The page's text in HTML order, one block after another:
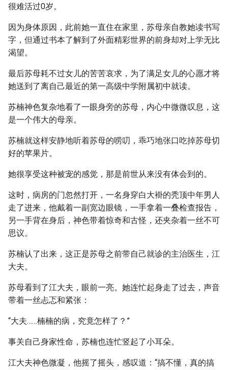
很难活过0岁。
因为身体原因，此前她一直住在家里，苏母亲自教她读书写
字，但通过书本了解到了外面精彩世界的前身却对上学无比
渴望。
最后苏母耗不过女儿的苦苦哀求，为了满足女儿的心愿才将
她送到了离自己最近的第一高级中学附属初中就读。
苏楠神色复杂地看了一眼身旁的苏母，内心中微微叹息，这
是一个伟大的母亲。
苏楠就这样安静地听着苏母的唠叨，乖巧地张口吃掉苏母切
好的苹果片。
她很享受这种被宠的感觉，那是前世从来没有体会到的。
这时，病房的门忽然打开，一名身穿白大褂的秃顶中年男人
走了进来，他戴着一副宽边眼镜，一手拿着一叠检查报告，
另一手背在身后，神色带着惊奇和古怪，还夹杂着一丝不可
思议。
苏楠认了出来，这正是苏母之前带自己就诊的主治医生，江
大夫。
苏母看到了江大夫，眼前一亮。她连忙起身走了过去，声音
带着一丝忐忑和紧张：
“大夫……楠楠的病，究竟怎样了？”
事关自己身家性命，苏楠也连忙竖起了小耳朵。
江大夫神色微凝，他摇了摇头，感叹道：“搞不懂，真的搞